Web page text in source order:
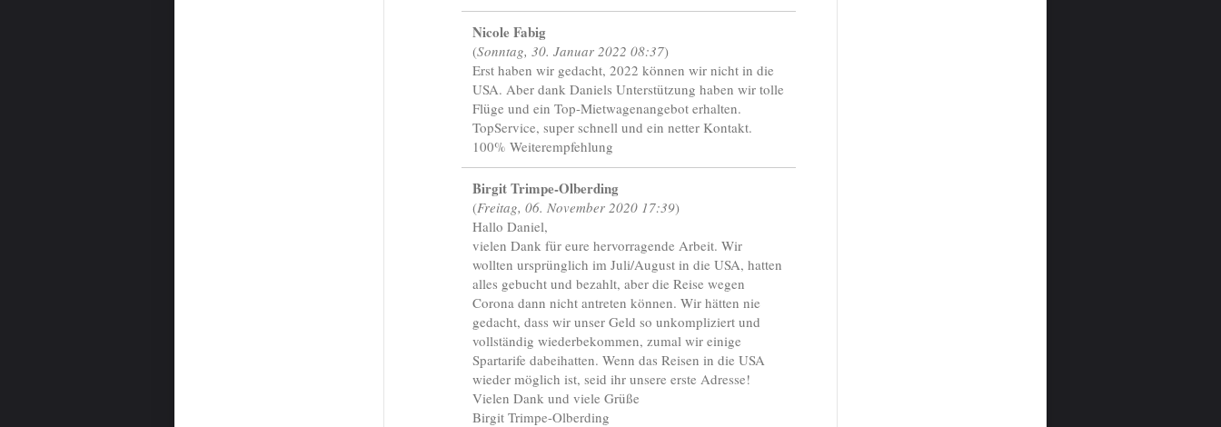
Nicole Fabig
(Sonntag, 30. Januar 2022 08:37)
Erst haben wir gedacht, 2022 können wir nicht in die
USA. Aber dank Daniels Unterstützung haben wir tolle
Flüge und ein Top-Mietwagenangebot erhalten.
TopService, super schnell und ein netter Kontakt.
100% Weiterempfehlung
Birgit Trimpe-Olberding
(Freitag, 06. November 2020 17:39)
Hallo Daniel,
vielen Dank für eure hervorragende Arbeit. Wir
wollten ursprünglich im Juli/August in die USA, hatten
alles gebucht und bezahlt, aber die Reise wegen
Corona dann nicht antreten können. Wir hätten nie
gedacht, dass wir unser Geld so unkompliziert und
vollständig wiederbekommen, zumal wir einige
Spartarife dabeihatten. Wenn das Reisen in die USA
wieder möglich ist, seid ihr unsere erste Adresse!
Vielen Dank und viele Grüße
Birgit Trimpe-Olberding